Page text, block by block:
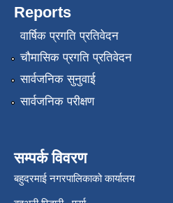
Reports
वार्षिक प्रगति प्रतिवेदन
चौमासिक प्रगति प्रतिवेदन
सार्वजनिक सुनुवाई
सार्वजनिक परीक्षण
सम्पर्क विवरण
बहुदरमाई नगरपालिकाको कार्यालय